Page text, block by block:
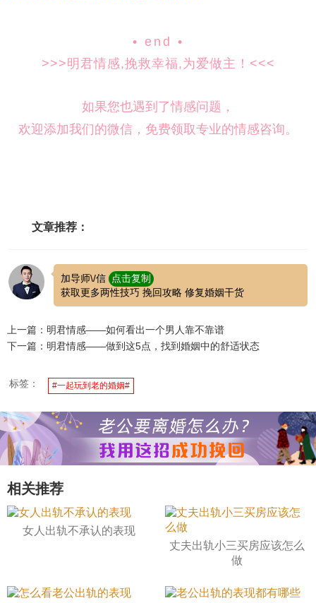
• end •
>>>明君情感,挽救幸福,为爱做主！<<<
如果您也遇到了情感问题，
欢迎添加我们的微信，免费领取专业的情感咨询。
文章推荐：
加导师\/信
点击复制
获取更多两性技巧 挽回攻略 修复婚姻干货
上一篇：明君情感——如何看出一个男人靠不靠谱
下一篇：明君情感——做到这5点，找到婚姻中的舒适状态
标签： #一起玩到老的婚姻#
相关推荐
女人出轨不承认的表现
丈夫出轨小三买房应该怎么
做